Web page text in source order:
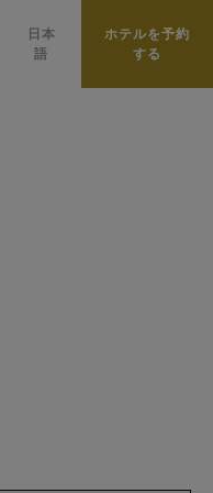
日本
語
ホテルを予約
する